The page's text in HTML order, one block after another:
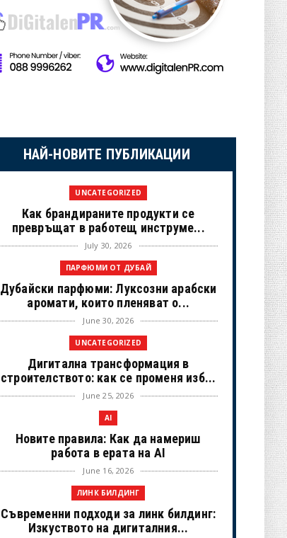
НАЙ-НОВИТЕ ПУБЛИКАЦИИ
UNCATEGORIZED
Как брандираните продукти се
превръщат в работещ инструме...
July 30, 2026
ПАРФЮМИ ОТ ДУБАЙ
Дубайски парфюми: Луксозни арабски
аромати, които пленяват о...
June 30, 2026
UNCATEGORIZED
Дигитална трансформация в
строителството: как се променя изб...
June 25, 2026
AI
Новите правила: Как да намериш
работа в ерата на AI
June 16, 2026
ЛИНК БИЛДИНГ
Съвременни подходи за линк билдинг:
Изкуството на дигиталния...